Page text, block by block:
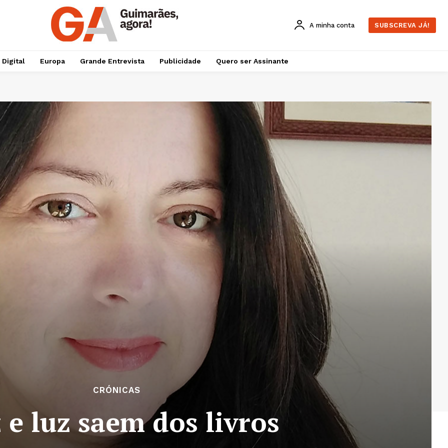
A minha conta SUBSCREVA JÁ!
Digital Europa Grande Entrevista Publicidade Quero ser Assinante
CRÓNICAS
e luz saem dos livros